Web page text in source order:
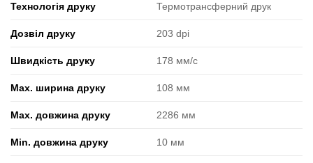
Технологія друку Термотрансферний друк
Дозвіл друку 203 dpi
Швидкість друку 178 мм/с
Max. ширина друку 108 мм
Max. довжина друку 2286 мм
Min. довжина друку 10 мм